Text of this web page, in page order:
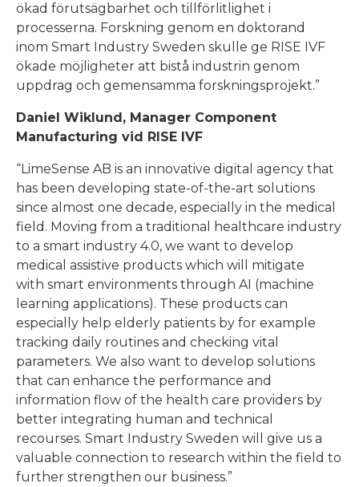
ökad förutsägbarhet och tillförlitlighet i
processerna. Forskning genom en doktorand
inom Smart Industry Sweden skulle ge RISE IVF
ökade möjligheter att bistå industrin genom
uppdrag och gemensamma forskningsprojekt.”
Daniel Wiklund, Manager Component
Manufacturing vid RISE IVF
“LimeSense AB is an innovative digital agency that
has been developing state-of-the-art solutions
since almost one decade, especially in the medical
field. Moving from a traditional healthcare industry
to a smart industry 4.0, we want to develop
medical assistive products which will mitigate
with smart environments through AI (machine
learning applications). These products can
especially help elderly patients by for example
tracking daily routines and checking vital
parameters. We also want to develop solutions
that can enhance the performance and
information flow of the health care providers by
better integrating human and technical
recourses. Smart Industry Sweden will give us a
valuable connection to research within the field to
further strengthen our business.”